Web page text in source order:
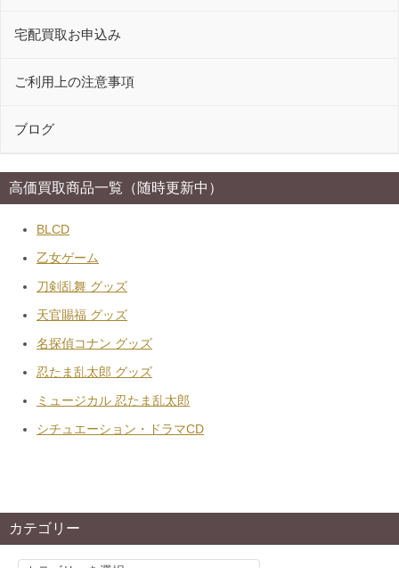
宅配買取お申込み
ご利用上の注意事項
ブログ
高価買取商品一覧（随時更新中）
BLCD
乙女ゲーム
刀剣乱舞 グッズ
天官賜福 グッズ
名探偵コナン グッズ
忍たま乱太郎 グッズ
ミュージカル 忍たま乱太郎
シチュエーション・ドラマCD
カテゴリー